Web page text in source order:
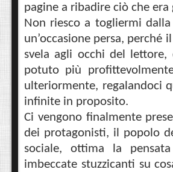
pagine a ribadire ciò che
Non riesco a togliermi
un’occasione persa,
svela agli occhi del lettore,
potuto più
ulteriormente, regalandoci
infinite in proposito.
Ci vengono finalmente
dei protagonisti, il popolo
sociale, ottima la
imbeccate stuzzicanti su